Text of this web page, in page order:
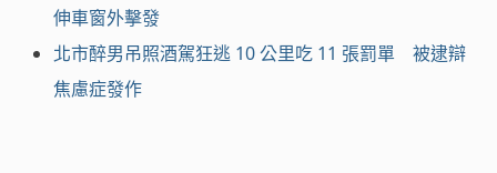
伸車窗外擊發
北市醉男吊照酒駕狂逃 10 公里吃 11 張罰單 被逮辯
焦慮症發作